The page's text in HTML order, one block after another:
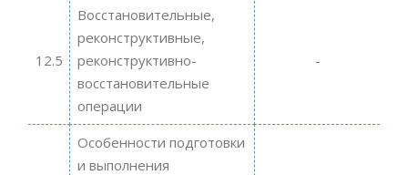
12.5
Восстановительные,
реконструктивные,
реконструктивно-
восстановительные
операции
-
Особенности подготовки
и выполнения